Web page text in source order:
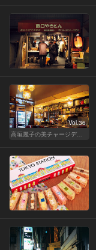
Vol.36
高垣麗子の美チャージディナー